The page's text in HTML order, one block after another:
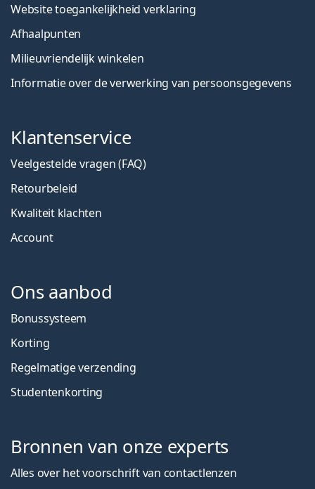
Website toegankelijkheid verklaring
Afhaalpunten
Milieuvriendelijk winkelen
Informatie over de verwerking van persoonsgegevens
Klantenservice
Veelgestelde vragen (FAQ)
Retourbeleid
Kwaliteit klachten
Account
Ons aanbod
Bonussysteem
Korting
Regelmatige verzending
Studentenkorting
Bronnen van onze experts
Alles over het voorschrift van contactlenzen